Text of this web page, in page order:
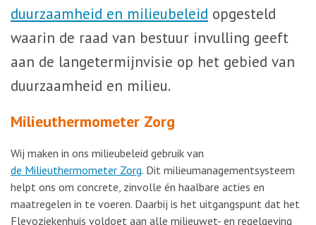
duurzaamheid en milieubeleid opgesteld
waarin de raad van bestuur invulling geeft
aan de langetermijnvisie op het gebied van
duurzaamheid en milieu.
Milieuthermometer Zorg
Wij maken in ons milieubeleid gebruik van
de Milieuthermometer Zorg. Dit milieumanagementsysteem
helpt ons om concrete, zinvolle én haalbare acties en
maatregelen in te voeren. Daarbij is het uitgangspunt dat het
Flevoziekenhuis voldoet aan alle milieuwet- en regelgeving